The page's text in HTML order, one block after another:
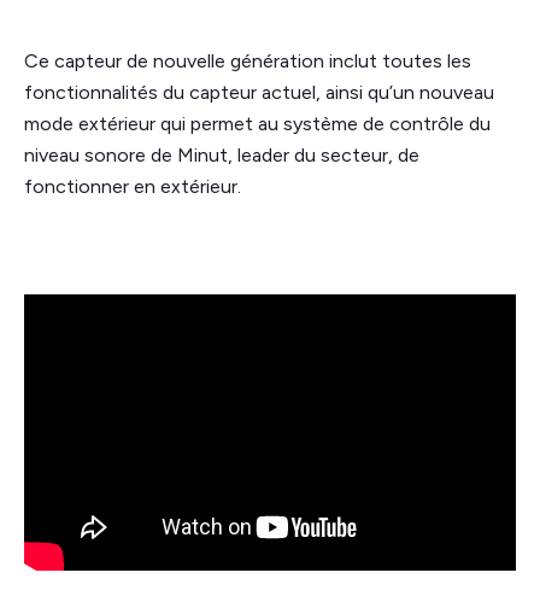
Ce capteur de nouvelle génération inclut toutes les
fonctionnalités du capteur actuel, ainsi qu’un nouveau
mode extérieur qui permet au système de contrôle du
niveau sonore de Minut, leader du secteur, de
fonctionner en extérieur.